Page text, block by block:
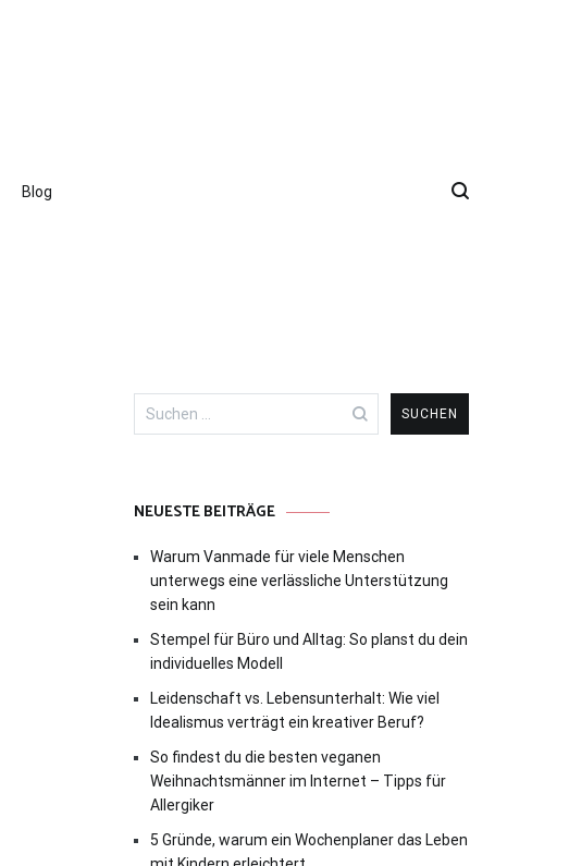
Blog
Suchen
nach:
NEUESTE BEITRÄGE
Warum Vanmade für viele Menschen
unterwegs eine verlässliche Unterstützung
sein kann
Stempel für Büro und Alltag: So planst du dein
individuelles Modell
Leidenschaft vs. Lebensunterhalt: Wie viel
Idealismus verträgt ein kreativer Beruf?
So findest du die besten veganen
Weihnachtsmänner im Internet – Tipps für
Allergiker
5 Gründe, warum ein Wochenplaner das Leben